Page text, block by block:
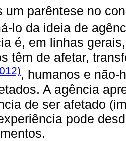
um parêntese no
lo da ideia de
é, em linhas
têm de afetar,
, humanos e não-
A agência
de ser afetado
pode